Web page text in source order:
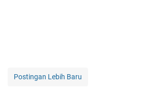
Postingan Lebih Baru